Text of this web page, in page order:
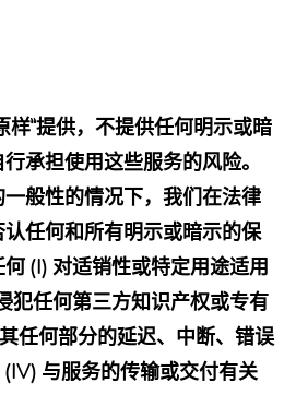
样”提供，不提供任何明示或暗
承担使用这些服务的风险。
般性的情况下，我们在法律
任何和所有明示或暗示的保
(I) 对适销性或特定用途适用
犯任何第三方知识产权或专有
任何部分的延迟、中断、错误
与服务的传输或交付有关